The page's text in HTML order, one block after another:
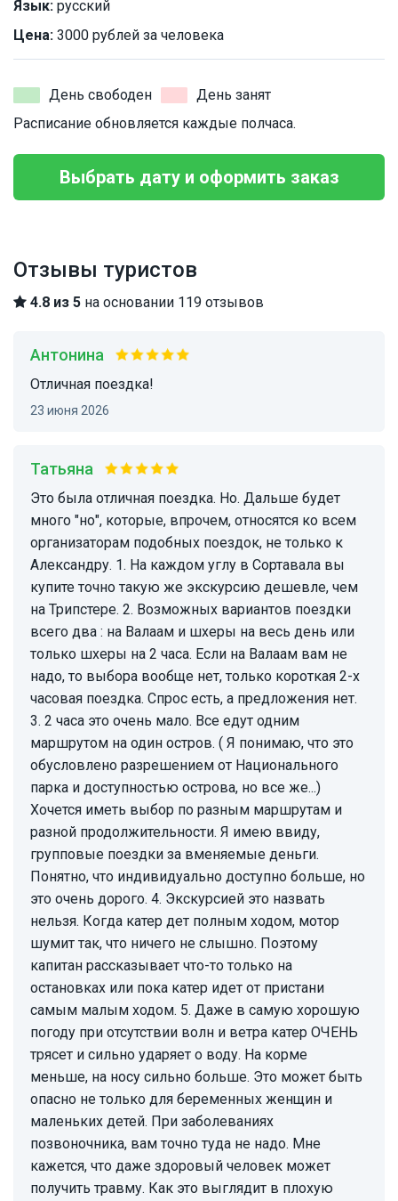
Язык: русский
Цена: 3000 рублей за человека
День свободен
День занят
Расписание обновляется каждые полчаса.
Выбрать дату и оформить заказ
Отзывы туристов
4.8 из 5 на основании 119 отзывов
Антонина
Отличная поездка!
23 июня 2026
Татьяна
Это была отличная поездка. Но. Дальше будет
много "но", которые, впрочем, относятся ко всем
организаторам подобных поездок, не только к
Александру. 1. На каждом углу в Сортавала вы
купите точно такую же экскурсию дешевле, чем
на Трипстере. 2. Возможных вариантов поездки
всего два : на Валаам и шхеры на весь день или
только шхеры на 2 часа. Если на Валаам вам не
надо, то выбора вообще нет, только короткая 2-х
часовая поездка. Спрос есть, а предложения нет.
3. 2 часа это очень мало. Все едут одним
маршрутом на один остров. ( Я понимаю, что это
обусловлено разрешением от Национального
парка и доступностью острова, но все же...)
Хочется иметь выбор по разным маршрутам и
разной продолжительности. Я имею ввиду,
групповые поездки за вменяемые деньги.
Понятно, что индивидуально доступно больше, но
это очень дорого. 4. Экскурсией это назвать
нельзя. Когда катер дет полным ходом, мотор
шумит так, что ничего не слышно. Поэтому
капитан рассказывает что-то только на
остановках или пока катер идет от пристани
самым малым ходом. 5. Даже в самую хорошую
погоду при отсутствии волн и ветра катер ОЧЕНЬ
трясет и сильно ударяет о воду. На корме
меньше, на носу сильно больше. Это может быть
опасно не только для беременных женщин и
маленьких детей. При заболеваниях
позвоночника, вам точно туда не надо. Мне
кажется, что даже здоровый человек может
получить травму. Как это выглядит в плохую